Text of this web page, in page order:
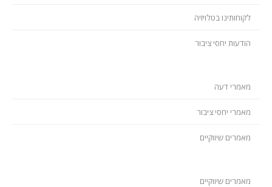
לקוחותינו בטלויזיה
הודעות יחסי ציבור
מאמרי דעה
מאמרי יחסי ציבור
מאמרים שיווקיים
מאמרים שיווקיים